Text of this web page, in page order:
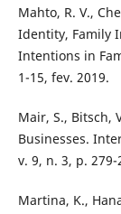
Mahto, R. V.,
Identity, Family
Intentions in
1-15, fev. 2019.
Mair, S., Bitsch,
Businesses.
v. 9, n. 3, p. 279-
Martina, K.,